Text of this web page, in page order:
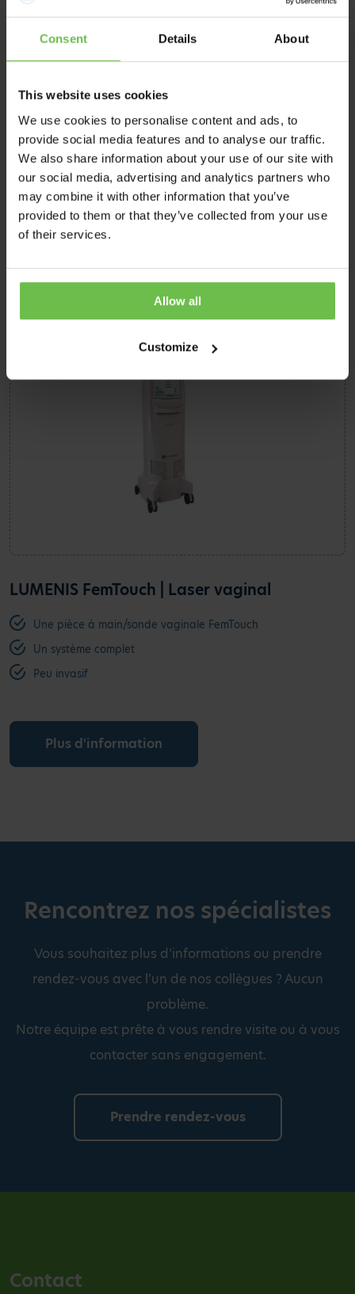
Consent Details About
This website uses cookies
We use cookies to personalise content and ads, to
provide social media features and to analyse our traffic.
We also share information about your use of our site with
our social media, advertising and analytics partners who
may combine it with other information that you’ve
provided to them or that they’ve collected from your use
of their services.
Allow all
Customize
Plus d'information
LUMENIS FemTouch | Laser vaginal
Une pièce à main/sonde vaginale FemTouch
Un système complet
Peu invasif
Plus d'information
Rencontrez nos spécialistes
Vous souhaitez plus d’informations ou prendre
rendez-vous avec l’un de nos collègues ? Aucun
problème.
Notre équipe est prête à vous rendre visite ou à vous
contacter sans engagement.
Prendre rendez-vous
Contact